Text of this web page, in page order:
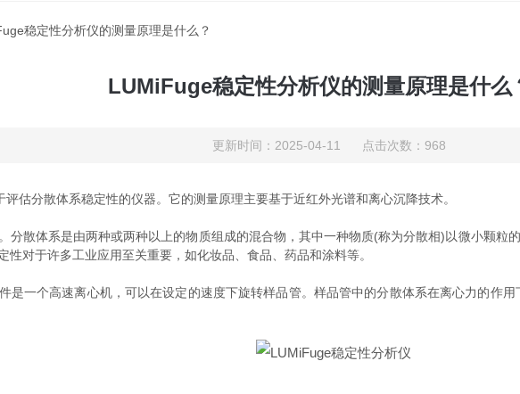
稳定性分析仪的测量原理是什么？
LUMiFuge稳定性分析仪的测量原理是什么
更新时间：2025-04-11 点击次数：968
分散体系稳定性的仪器。它的测量原理主要基于近红外光谱和离心沉降技术。
散体系是由两种或两种以上的物质组成的混合物，其中一种物质(称为分散相)以微小颗粒
对于许多工业应用至关重要，如化妆品、食品、药品和涂料等。
是一个高速离心机，可以在设定的速度下旋转样品管。样品管中的分散体系在离心力的作